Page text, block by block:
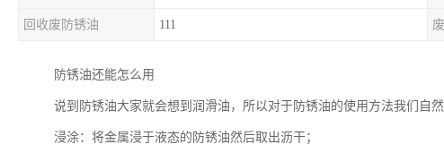
回收废防锈油 111
防锈油还能怎么用
说到防锈油大家就会想到润滑油，所以对于防锈油的使用方法我们自
浸涂：将金属浸于液态的防锈油然后取出沥干；